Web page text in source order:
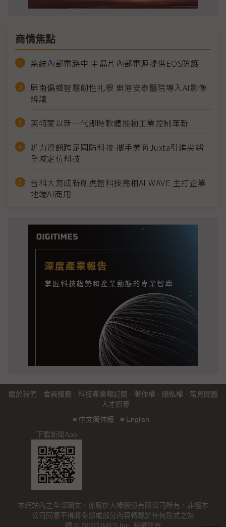
商情焦點
系統內部電路中 主晶片內部電源提供EOS防護
屏南偏鄉智慧韌性扎根 東港安泰醫院導入AI影像
辨識
英特蒙以新一代即時軟體推動工業控制革新
昕力資訊跨足國防科技 攜手美商Juxta引進尖端
全域定位科技
台科大育成新創虎智科技亮相AI WAVE 主打企業
地端AI商用
關於我們 · 會員服務 · 科技產業報訂閱 · 著作權 · 隱私權 · 常見問題
· 人才招募
■ 中文简体版 ■ English
下載新聞App
本網站內之全部圖文，係屬於大椽股份有限公司所有，非經本
公司同意不得將全部或部分內容轉載於任何形式之媒